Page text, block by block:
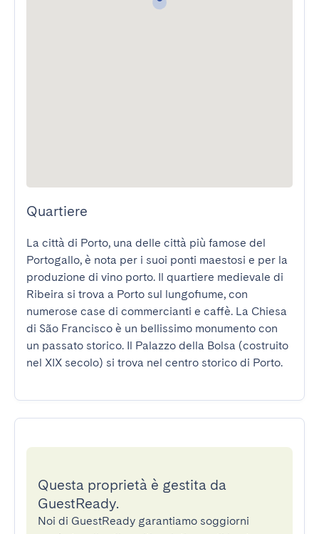
Quartiere
La città di Porto, una delle città più famose del
Portogallo, è nota per i suoi ponti maestosi e per la
produzione di vino porto. Il quartiere medievale di
Ribeira si trova a Porto sul lungofiume, con
numerose case di commercianti e caffè. La Chiesa
di São Francisco è un bellissimo monumento con
un passato storico. Il Palazzo della Bolsa (costruito
nel XIX secolo) si trova nel centro storico di Porto.
Questa proprietà è gestita da
GuestReady.
Noi di GuestReady garantiamo soggiorni